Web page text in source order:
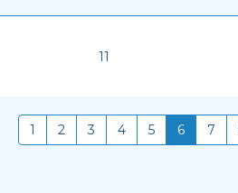
11
1 2 3 4 5 6 7